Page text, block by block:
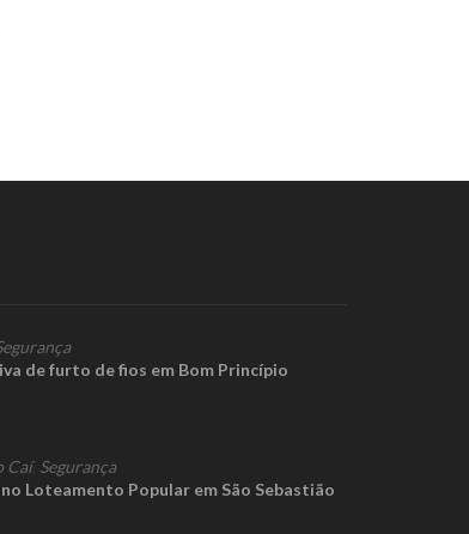
de furto de fios em Bom Princípio
Caí, Segurança
Loteamento Popular em São Sebastião